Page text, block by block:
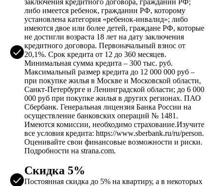
заключения кредитного договора, гражданин РФ;
либо имеется ребенок, гражданин РФ, которому
установлена категория «ребенок-инвалид»; либо
имеются двое или более детей, граждане РФ, которые
не достигли возраста 18 лет на дату заключения
кредитного договора. Первоначальный взнос от
20,1%. Срок кредита от 12 до 360 месяцев.
Минимальная сумма кредита – 300 тыс. руб.
Максимальный размер кредита до 12 000 000 руб –
при покупке жилья в Москве и Московской области,
Санкт-Петербурге и Ленинградской области; до 6 000
000 руб при покупке жилья в других регионах. ПАО
Сбербанк. Генеральная лицензия Банка России на
осуществление банковских операций № 1481.
Имеются комиссии, необходимо страхование.Изучите
все условия кредита: https://www.sberbank.ru/ru/person.
Оценивайте свои финансовые возможности и риски.
Подробности на strana.com.
Скидка 5%
Постоянная скидка до 5% на квартиру, а в некоторых